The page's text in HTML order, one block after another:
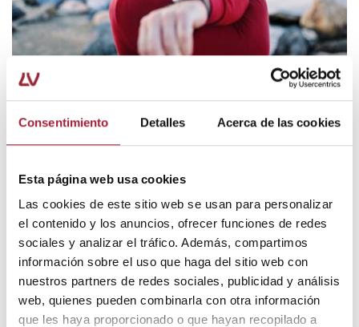
Consentimiento Detalles Acerca de las cookies
Esta página web usa cookies
Las cookies de este sitio web se usan para personalizar
el contenido y los anuncios, ofrecer funciones de redes
sociales y analizar el tráfico. Además, compartimos
información sobre el uso que haga del sitio web con
nuestros partners de redes sociales, publicidad y análisis
web, quienes pueden combinarla con otra información
que les haya proporcionado o que hayan recopilado a
CUIDADO DE LA PIEL
tratamiento del dolor
La aplicación de frío y calor es una terapia eficaz en el
tratamiento del dolor. El problema es que muchas veces se
desconoce en qué casos es mejor aplicar uno u otro. Esto
dependerá sobre todo del tipo de lesión y la fase en qué se
encuentre.
LEER MÁS